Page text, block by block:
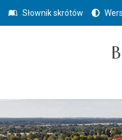
Słownik skrótów